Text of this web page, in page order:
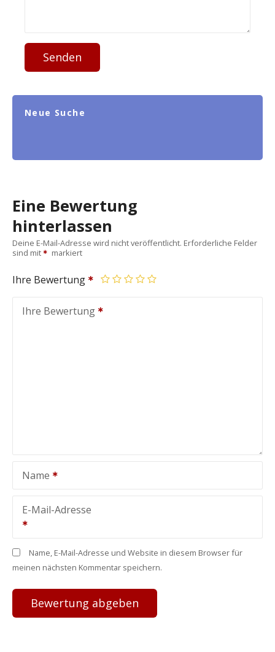
Senden
Neue Suche
Eine Bewertung
hinterlassen
Deine E-Mail-Adresse wird nicht veröffentlicht. Erforderliche Felder
sind mit
markiert
Ihre Bewertung
Ihre Bewertung
Name
E-Mail-Adresse
Name, E-Mail-Adresse und Website in diesem Browser für
meinen nächsten Kommentar speichern.